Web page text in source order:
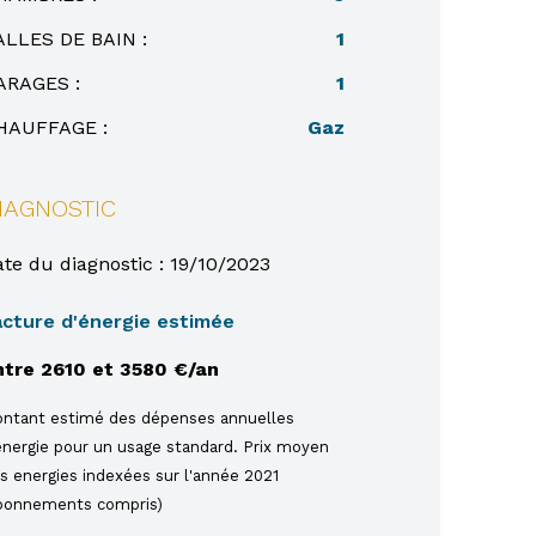
DE BAIN :
1
:
1
:
Gaz
du diagnostic : 19/10/2023
d'énergie estimée
2610 et 3580 €/an
estimé des dépenses annuelles
pour un usage standard. Prix moyen
energies indexées sur l'année 2021
compris)